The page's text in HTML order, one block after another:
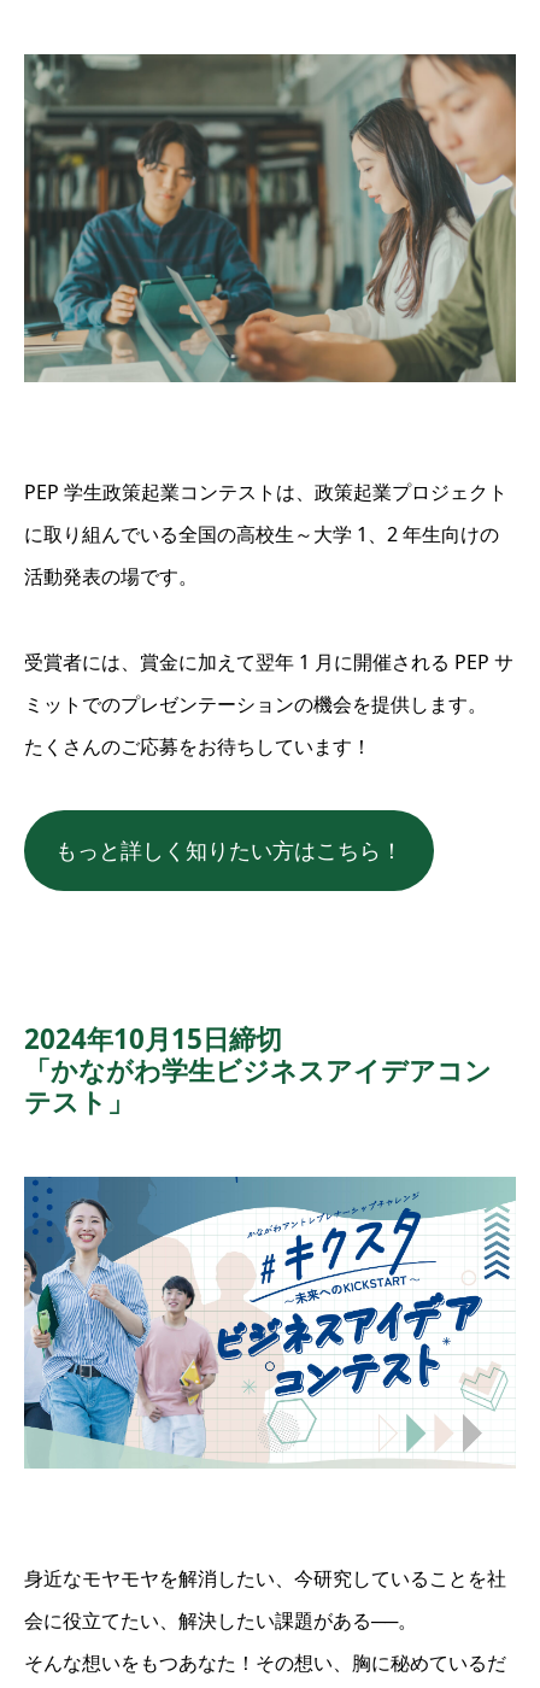
PEP 学生政策起業コンテストは、政策起業プロジェクト
に取り組んでいる全国の高校生～大学 1、2 年生向けの
活動発表の場です。
受賞者には、賞金に加えて翌年 1 月に開催される PEP サ
ミットでのプレゼンテーションの機会を提供します。
たくさんのご応募をお待ちしています！
もっと詳しく知りたい方はこちら！
2024年10月15日締切
「かながわ学生ビジネスアイデアコン
テスト」
身近なモヤモヤを解消したい、今研究していることを社
会に役立てたい、解決したい課題がある──。
そんな想いをもつあなた！その想い、胸に秘めているだ